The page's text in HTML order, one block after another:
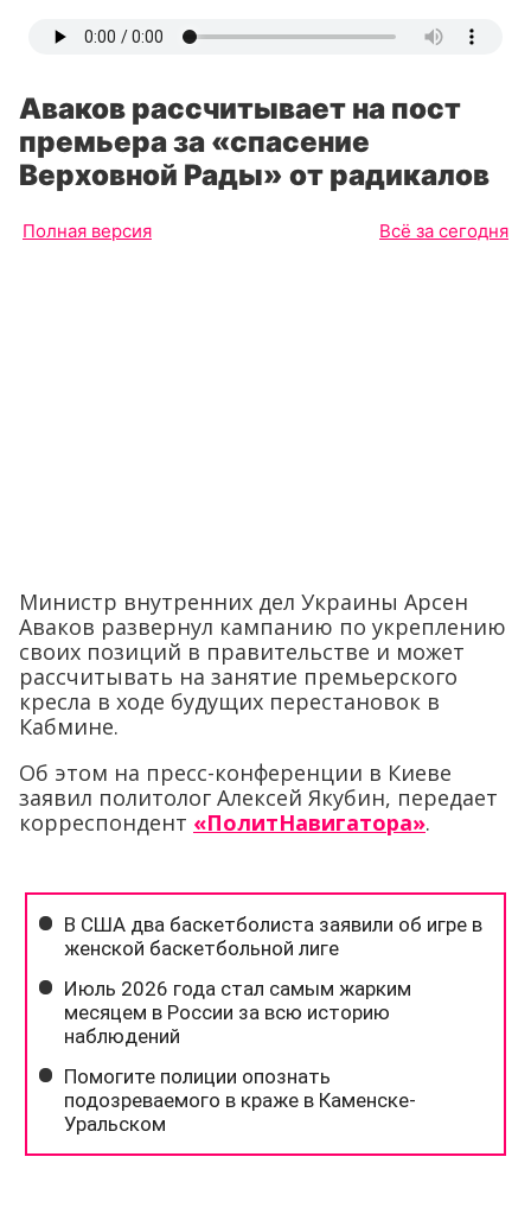
Аваков рассчитывает на пост
премьера за «спасение
Верховной Рады» от радикалов
Полная версия Всё за сегодня
Министр внутренних дел Украины Арсен
Аваков развернул кампанию по укреплению
своих позиций в правительстве и может
рассчитывать на занятие премьерского
кресла в ходе будущих перестановок в
Кабмине.
Об этом на пресс-конференции в Киеве
заявил политолог Алексей Якубин, передает
корреспондент «ПолитНавигатора».